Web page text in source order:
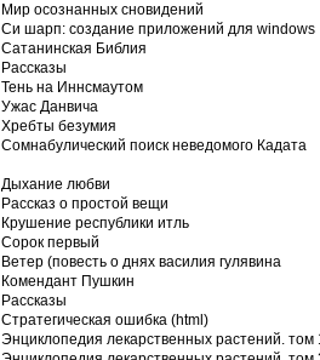
Мир осознанных сновидений
Си шарп: создание приложений для windows
Сатанинская Библия
Рассказы
Тень на Иннсмаутом
Ужас Данвича
Хребты безумия
Сомнабулический поиск неведомого Кадата
Дыхание любви
Рассказ о простой вещи
Крушение республики итль
Сорок первый
Ветер (повесть о днях василия гулявина
Комендант Пушкин
Рассказы
Стратегическая ошибка (html)
Энциклопедия лекарственных растений. том